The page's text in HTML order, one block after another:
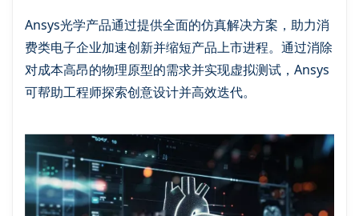
Ansys光学产品通过提供全面的仿真解决方案，助力消
费类电子企业加速创新并缩短产品上市进程。通过消除
对成本高昂的物理原型的需求并实现虚拟测试，Ansys
可帮助工程师探索创意设计并高效迭代。